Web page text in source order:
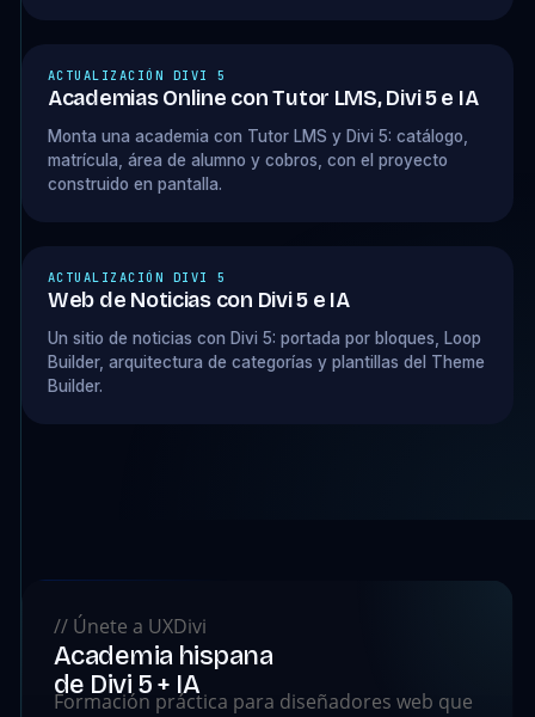
ACTUALIZACIÓN DIVI 5
Academias Online con Tutor LMS, Divi 5 e IA
Monta una academia con Tutor LMS y Divi 5: catálogo,
matrícula, área de alumno y cobros, con el proyecto
construido en pantalla.
ACTUALIZACIÓN DIVI 5
Web de Noticias con Divi 5 e IA
Un sitio de noticias con Divi 5: portada por bloques, Loop
Builder, arquitectura de categorías y plantillas del Theme
Builder.
// Únete a UXDivi
Academia hispana
de Divi 5 + IA
Formación práctica para diseñadores web que